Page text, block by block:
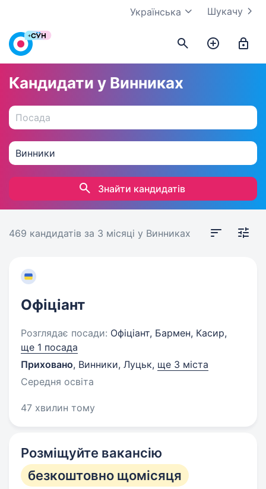
Шукачу
Українська
Кандидати у Винниках
Знайти кандидатів
469 кандидатів за 3 місяці у Винниках
Офіціант
Розглядає посади: Офіціант, Бармен, Касир,
ще 1 посада
Приховано, Винники, Луцьк, ще 3 міста
Середня освіта
47 хвилин тому
Розміщуйте вакансію
безкоштовно щомісяця